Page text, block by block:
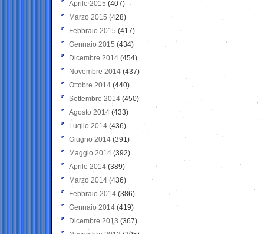
Aprile 2015 (407)
Marzo 2015 (428)
Febbraio 2015 (417)
Gennaio 2015 (434)
Dicembre 2014 (454)
Novembre 2014 (437)
Ottobre 2014 (440)
Settembre 2014 (450)
Agosto 2014 (433)
Luglio 2014 (436)
Giugno 2014 (391)
Maggio 2014 (392)
Aprile 2014 (389)
Marzo 2014 (436)
Febbraio 2014 (386)
Gennaio 2014 (419)
Dicembre 2013 (367)